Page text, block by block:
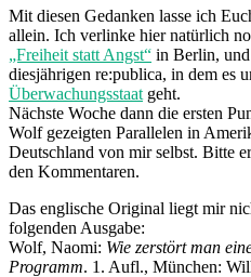
Mit diesen Gedanken lasse ich
allein. Ich verlinke hier natürlich
„Freiheit statt Angst“ in Berlin,
diesjährigen re:publica, in dem es
Überwachungsstaat geht.
Nächste Woche dann die ersten
Wolf gezeigten Parallelen in
Deutschland von mir selbst. Bitte
den Kommentaren.
Das englische Original liegt mir
folgenden Ausgabe:
Wolf, Naomi: Wie zerstört man
Programm. 1. Aufl., München: